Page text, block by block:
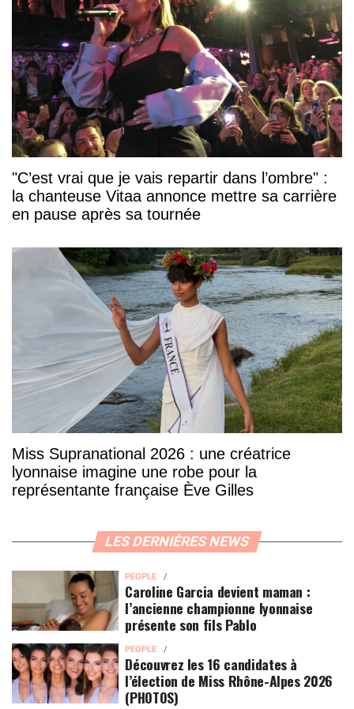
"C’est vrai que je vais repartir dans l’ombre" :
la chanteuse Vitaa annonce mettre sa carrière
en pause après sa tournée
Miss Supranational 2026 : une créatrice
lyonnaise imagine une robe pour la
représentante française Ève Gilles
LES DERNIÈRES NEWS
PEOPLE
Caroline Garcia devient maman :
l’ancienne championne lyonnaise
présente son fils Pablo
PEOPLE
Découvrez les 16 candidates à
l’élection de Miss Rhône-Alpes 2026
(PHOTOS)